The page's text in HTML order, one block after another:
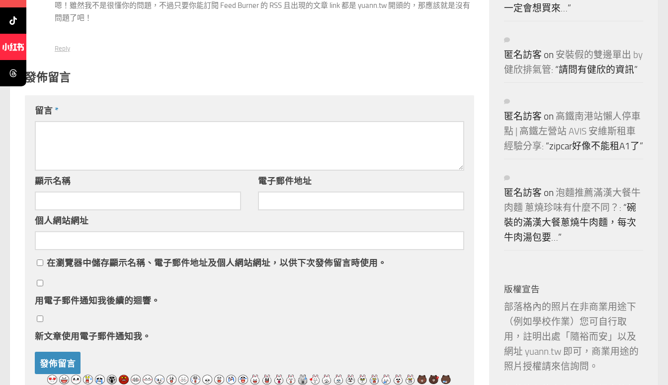
嗯！雖然我不是很懂你的問題，不過只要你能訂閱 Feed Burner 的 RSS 且出現的文章 link 都是 yuann.tw 開頭的，那應該就是沒有
問題了吧！
Reply
發佈留言
留言 *
顯示名稱 電子郵件地址
個人網站網址
在瀏覽器中儲存顯示名稱、電子郵件地址及個人網站網址，以供下次發佈留言時使用。
用電子郵件通知我後續的迴響。
新文章使用電子郵件通知我。
一定會想買來…”
匿名訪客 on 安裝假的雙邊單出 by
健欣排氣管: “請問有健欣的資訊”
匿名訪客 on 高鐵南港站懶人停車
點 | 高鐵左營站 AVIS 安維斯租車
經驗分享: “zipcar好像不能租A1了”
匿名訪客 on 泡麵推薦滿漢大餐牛
肉麵 蔥燒珍味有什麼不同？ : “碗
裝的滿漢大餐蔥燒牛肉麵，每次
牛肉湯包要…”
版權宣告
部落格內的照片在非商業用途下
（例如學校作業）您可自行取
用，註明出處「隨裕而安」以及
網址 yuann.tw 即可，商業用途的
照片授權請來信詢問。